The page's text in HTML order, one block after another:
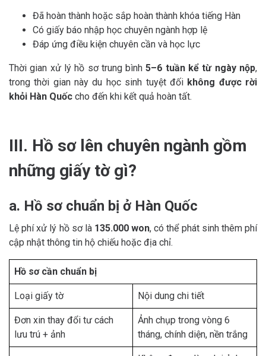
Đã hoàn thành hoặc sắp hoàn thành khóa tiếng Hàn
Có giấy báo nhập học chuyên ngành hợp lệ
Đáp ứng điều kiện chuyên cần và học lực
Thời gian xử lý hồ sơ trung bình5–6 tuần kể từ ngày nộp,
trong thời gian này du học sinh tuyệt đối không được rời
khỏi Hàn Quốc cho đến khi kết quả hoàn tất.
III. Hồ sơ lên chuyên ngành gồm
những giấy tờ gì?
a. Hồ sơ chuẩn bị ở Hàn Quốc
Lệ phí xử lý hồ sơ là 135.000 won, có thể phát sinh thêm phí
cập nhật thông tin hộ chiếu hoặc địa chỉ.
Hồ sơ cần chuẩn bị
Loại giấy tờ Nội dung chi tiết
Đơn xin thay đổi tư cách
lưu trú + ảnh
Ảnh chụp trong vòng 6
tháng, chính diện, nền trắng